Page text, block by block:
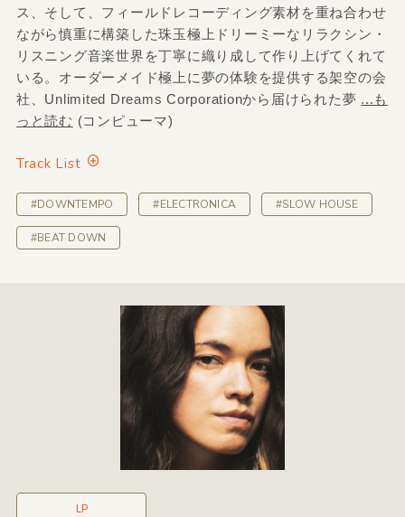
ス、そして、フィールドレコーディング素材を重ね合わせ
ながら慎重に構築した珠玉極上ドリーミーなリラクシン・
リスニング音楽世界を丁寧に織り成して作り上げてくれて
いる。オーダーメイド極上に夢の体験を提供する架空の会
社、Unlimited Dreams Corporationから届けられた夢 ...も
っと読む (コンピューマ)
Track List
#DOWNTEMPO #ELECTRONICA #SLOW HOUSE
#BEAT DOWN
LP